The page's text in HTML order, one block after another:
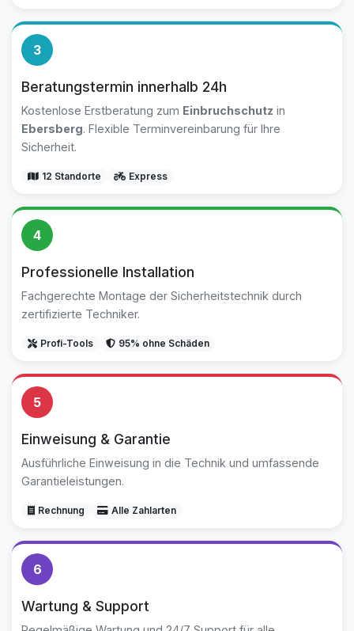
3
Beratungstermin innerhalb 24h
Kostenlose Erstberatung zum Einbruchschutz in
Ebersberg. Flexible Terminvereinbarung für Ihre
Sicherheit.
12 Standorte Express
4
Professionelle Installation
Fachgerechte Montage der Sicherheitstechnik durch
zertifizierte Techniker.
Profi-Tools 95% ohne Schäden
5
Einweisung & Garantie
Ausführliche Einweisung in die Technik und umfassende
Garantieleistungen.
Rechnung Alle Zahlarten
6
Wartung & Support